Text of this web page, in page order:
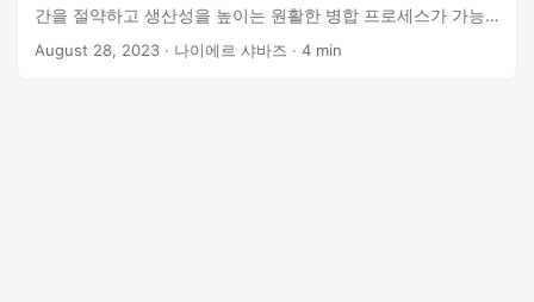
간을 절약하고 생산성을 높이는 원활한 병합 프로세스가 가능
합니다.
August 28, 2023 · 나이에르 샤바즈 · 4 min